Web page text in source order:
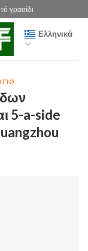
γρασίδι
Ελληνικά
5-a-side